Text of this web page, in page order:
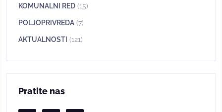
KOMUNALNI RED (15)
POLJOPRIVREDA (7)
AKTUALNOSTI (121)
Pratite nas